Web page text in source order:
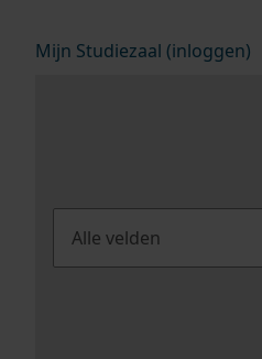
Mijn Studiezaal (inloggen)